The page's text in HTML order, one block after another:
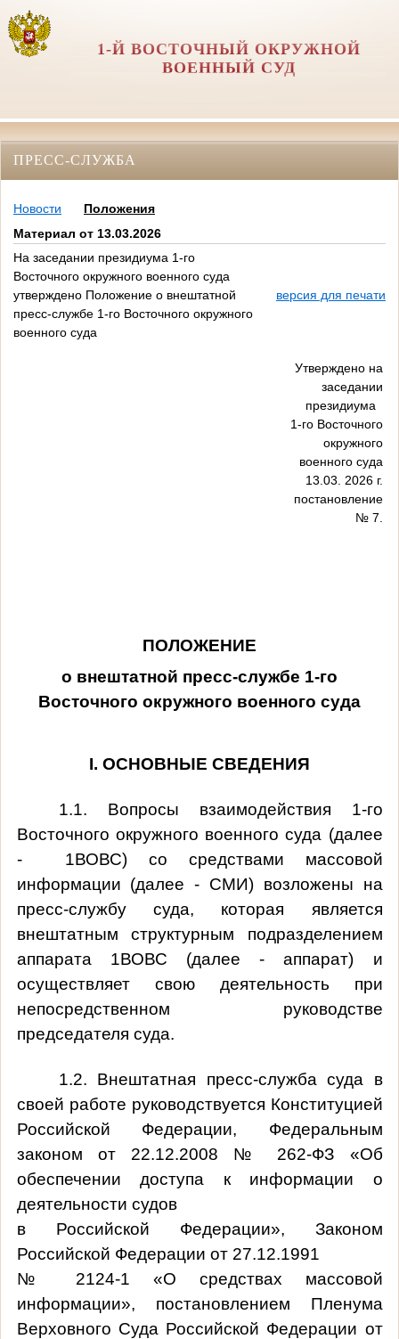
1-Й ВОСТОЧНЫЙ ОКРУЖНОЙ
ВОЕННЫЙ СУД
ПРЕСС-СЛУЖБА
Новости
Положения
Материал от 13.03.2026
На заседании президиума 1-го
Восточного окружного военного суда
утверждено Положение о внештатной
пресс-службе 1-го Восточного окружного
военного суда
версия для печати
Утверждено на
заседании
президиума
1-го Восточного
окружного
военного суда
13.03. 2026 г.
постановление
№ 7.
ПОЛОЖЕНИЕ
о внештатной пресс-службе 1-го
Восточного окружного военного суда
I. ОСНОВНЫЕ СВЕДЕНИЯ
1.1. Вопросы взаимодействия 1-го
Восточного окружного военного суда (далее
- 1ВОВС) со средствами массовой
информации (далее - СМИ) возложены на
пресс-службу суда, которая является
внештатным структурным подразделением
аппарата 1ВОВС (далее - аппарат) и
осуществляет свою деятельность при
непосредственном руководстве
председателя суда.
1.2. Внештатная пресс-служба суда в
своей работе руководствуется Конституцией
Российской Федерации, Федеральным
законом от 22.12.2008 № 262-ФЗ «Об
обеспечении доступа к информации о
деятельности судов
в Российской Федерации», Законом
Российской Федерации от 27.12.1991
№ 2124-1 «О средствах массовой
информации», постановлением Пленума
Верховного Суда Российской Федерации от